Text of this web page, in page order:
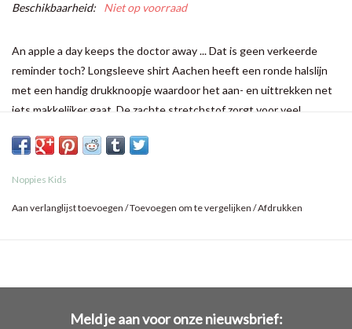
Beschikbaarheid: Niet op voorraad
An apple a day keeps the doctor away ... Dat is geen verkeerde
reminder toch? Longsleeve shirt Aachen heeft een ronde halslijn
met een handig drukknoopje waardoor het aan- en uittrekken net
iets makkelijker gaat. De zachte stretchstof zorgt voor veel
Noppies Kids
Aan verlanglijst toevoegen /Toevoegen om te vergelijken /Afdrukken
Meld je aan voor onze nieuwsbrief: